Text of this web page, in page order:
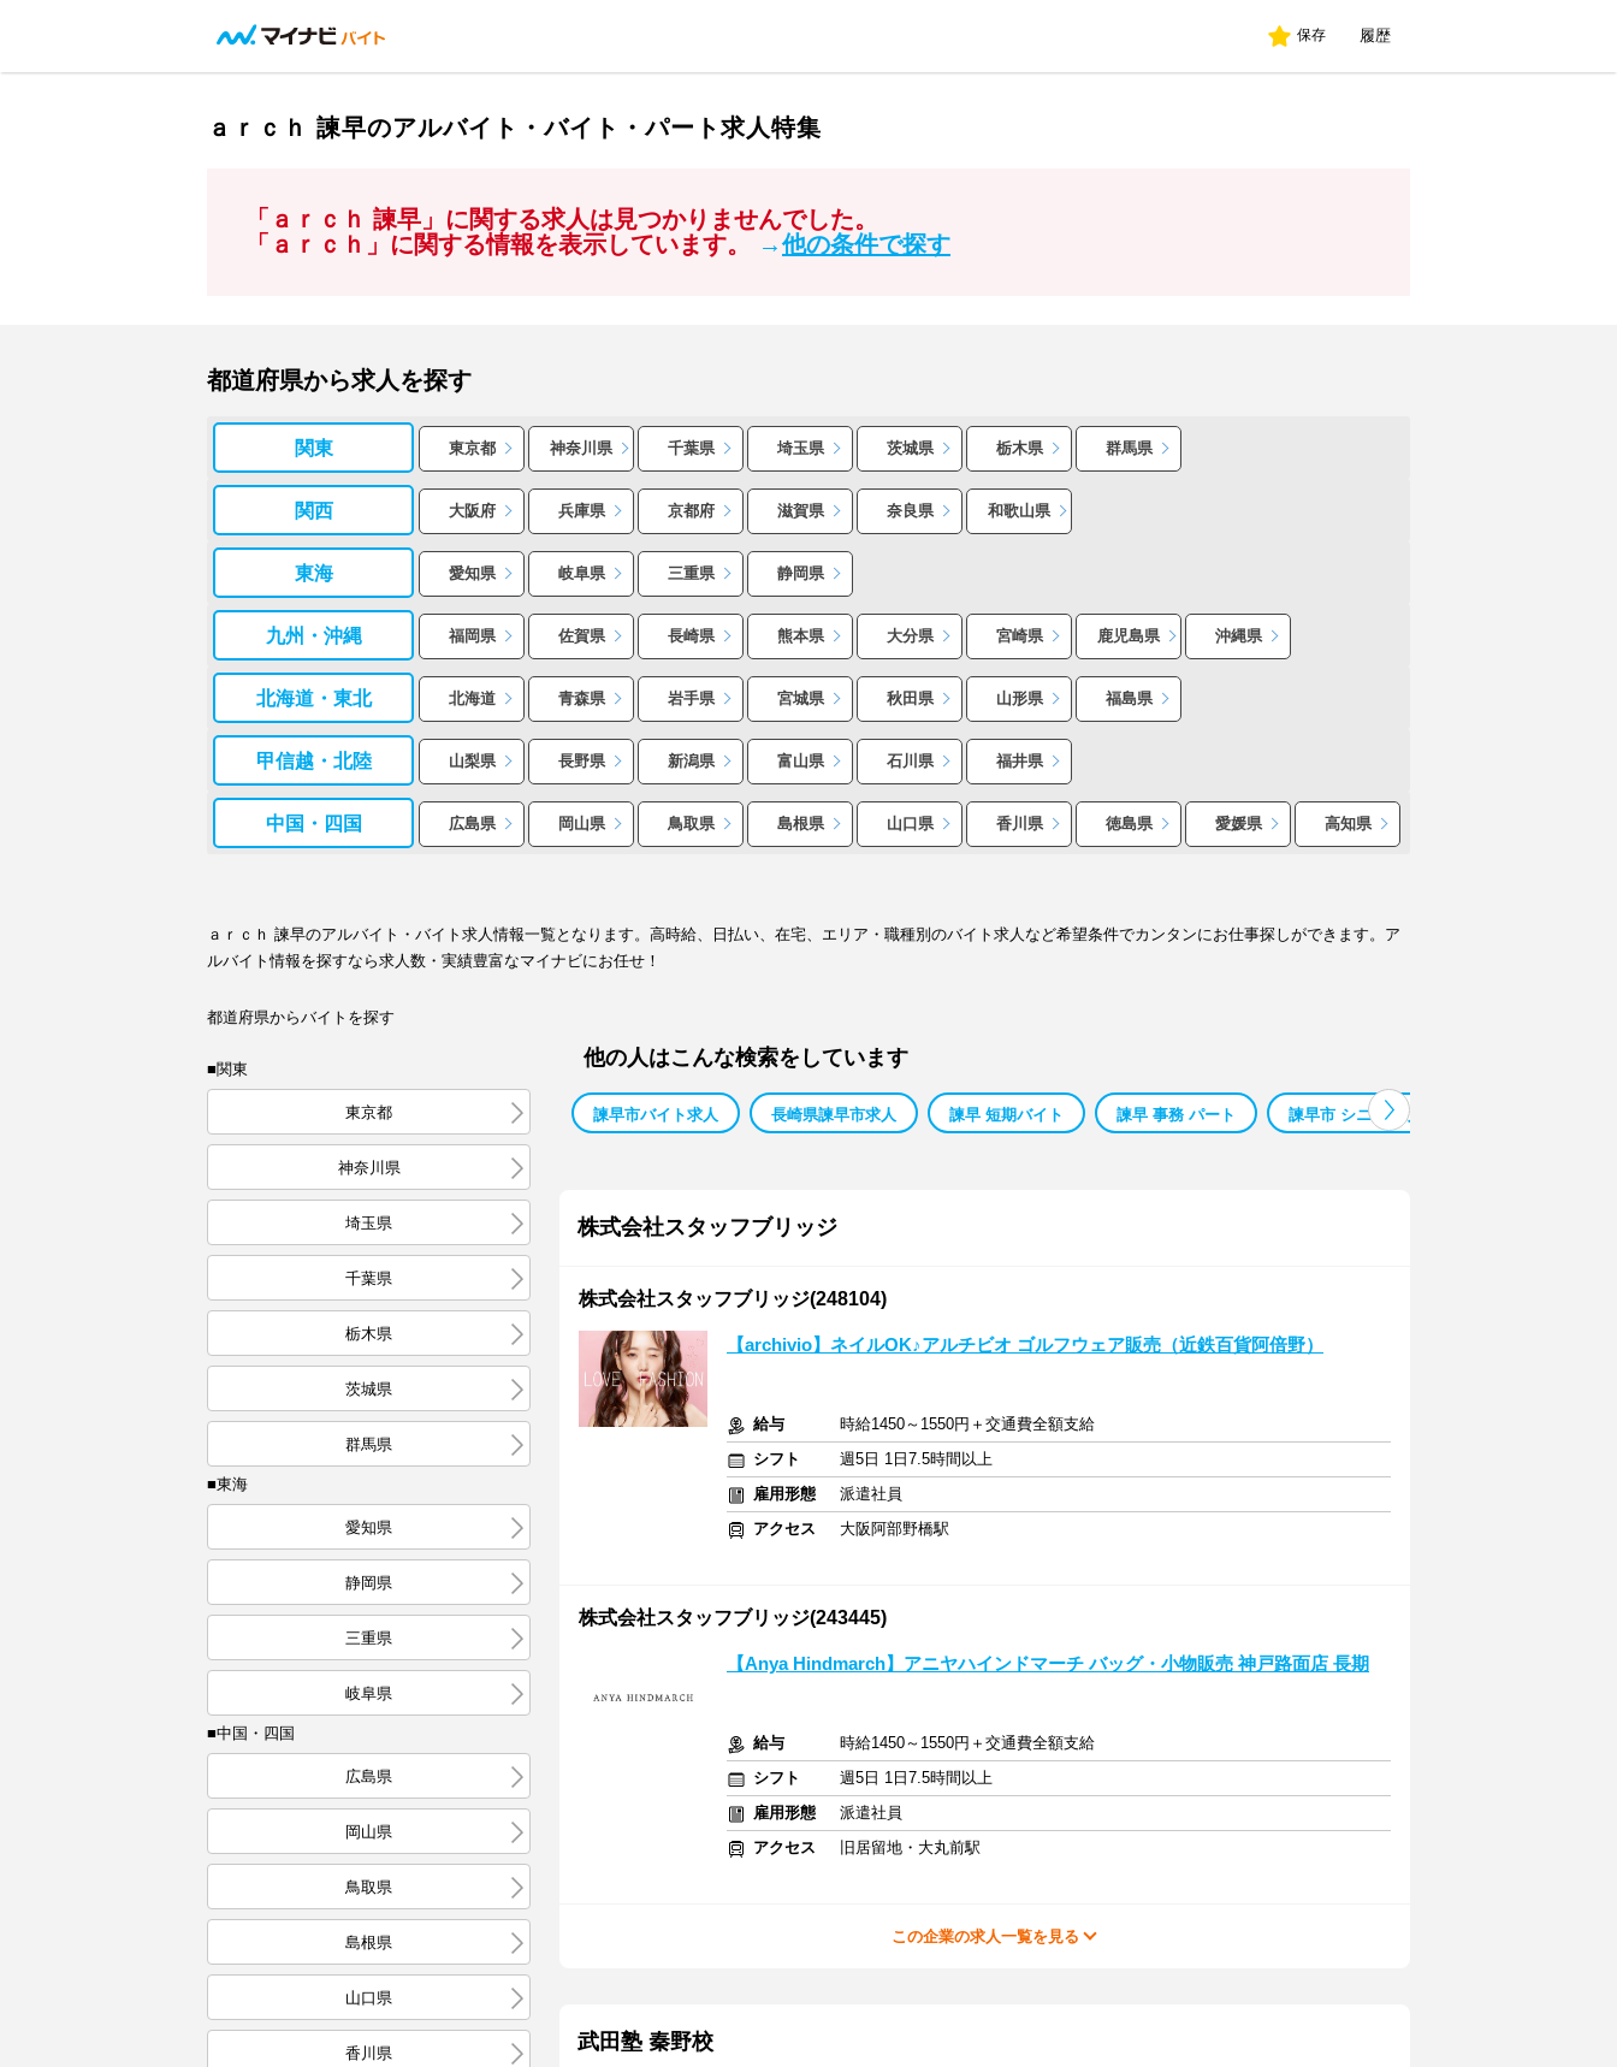
保存 履歴
ａｒｃｈ 諫早のアルバイト・バイト・パート求人特集
「ａｒｃｈ 諫早」に関する求人は見つかりませんでした。
「ａｒｃｈ」に関する情報を表示しています。
→他の条件で探す
都道府県から求人を探す
関東 東京都 神奈川県 千葉県 埼玉県 茨城県 栃木県 群馬県
関西 大阪府 兵庫県 京都府 滋賀県 奈良県 和歌山県
東海 愛知県 岐阜県 三重県 静岡県
九州・沖縄 福岡県 佐賀県 長崎県 熊本県 大分県 宮崎県 鹿児島県 沖縄県
北海道・東北 北海道 青森県 岩手県 宮城県 秋田県 山形県 福島県
甲信越・北陸 山梨県 長野県 新潟県 富山県 石川県 福井県
中国・四国 広島県 岡山県 鳥取県 島根県 山口県 香川県 徳島県 愛媛県 高知県
ａｒｃｈ 諫早のアルバイト・バイト求人情報一覧となります。高時給、日払い、在宅、エリア・職種別のバイト求人など希望条件でカンタンにお仕事探しができます。ア
ルバイト情報を探すなら求人数・実績豊富なマイナビにお任せ！
都道府県からバイトを探す
■関東
東京都
神奈川県
埼玉県
千葉県
栃木県
茨城県
群馬県
■東海
愛知県
静岡県
三重県
岐阜県
■中国・四国
広島県
岡山県
鳥取県
島根県
山口県
香川県
他の人はこんな検索をしています
諫早市バイト求人 長崎県諫早市求人 諫早 短期バイト 諫早 事務 パート 諫早市 シニア 求人
株式会社スタッフブリッジ
株式会社スタッフブリッジ(248104)
【archivio】ネイルOK♪アルチビオ ゴルフウェア販売（近鉄百貨阿倍野）
給与
時給1450～1550円＋交通費全額支給
シフト
週5日 1日7.5時間以上
雇用形態
派遣社員
アクセス
大阪阿部野橋駅
株式会社スタッフブリッジ(243445)
【Anya Hindmarch】アニヤハインドマーチ バッグ・小物販売 神戸路面店 長期
給与
時給1450～1550円＋交通費全額支給
シフト
週5日 1日7.5時間以上
雇用形態
派遣社員
アクセス
旧居留地・大丸前駅
この企業の求人一覧を見る
武田塾 秦野校